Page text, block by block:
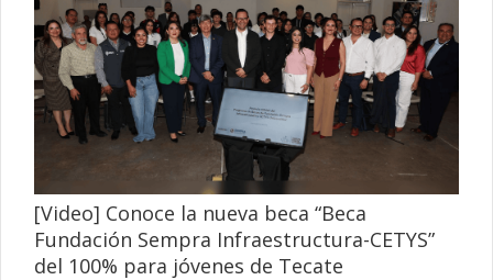
[Video] Conoce la nueva beca “Beca
Fundación Sempra Infraestructura-CETYS”
del 100% para jóvenes de Tecate